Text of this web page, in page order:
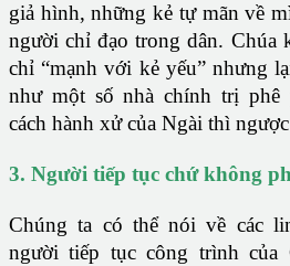
giả hình, những kẻ tự mãn về
người chỉ đạo trong dân. Chúa
chỉ “mạnh với kẻ yếu” nhưng
như một số nhà chính trị phê
cách hành xử của Ngài thì
3. Người tiếp tục chứ không
Chúng ta có thể nói về các
người tiếp tục công trình của